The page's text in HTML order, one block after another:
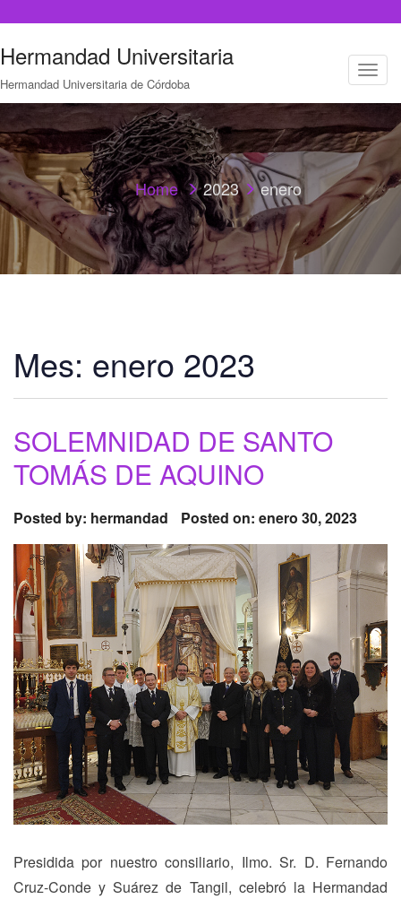
Hermandad Universitaria
Hermandad Universitaria de Córdoba
T
o
g
l
e
n
a
v
i
Home 2023 enero
Mes: enero 2023
SOLEMNIDAD DE SANTO
TOMÁS DE AQUINO
Posted by: hermandad Posted on: enero 30, 2023
Presidida por nuestro consiliario, Ilmo. Sr. D. Fernando
Cruz-Conde y Suárez de Tangil, celebró la Hermandad